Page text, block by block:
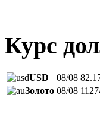
Курс
USD 08/08
Золото 08/08